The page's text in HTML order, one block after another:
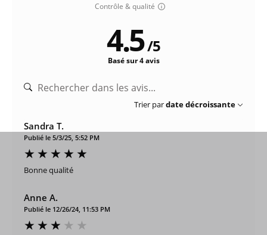
Contrôle & qualité
4.5/5
Basé sur 4 avis
Trier pardate décroissante
Sandra T.
Publié le 5/3/25, 5:52 PM
Bonne qualité
Anne A.
Publié le 12/26/24, 11:53 PM